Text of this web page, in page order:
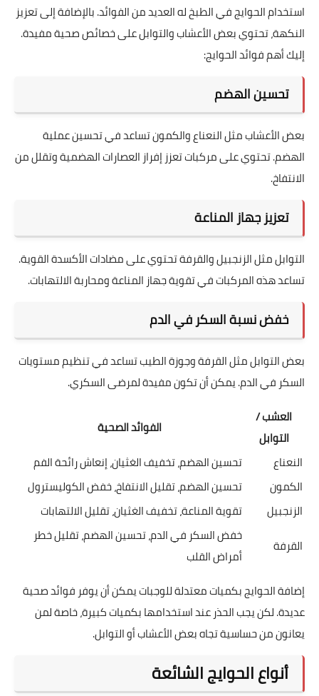
استخدام الحوايج في الطبخ له العديد من الفوائد. بالإضافة إلى تعزيز
النكهة، تحتوي بعض الأعشاب والتوابل على خصائص صحية مفيدة.
إليك أهم فوائد الحوايج:
تحسين الهضم
بعض الأعشاب مثل النعناع والكمون تساعد في تحسين عملية
الهضم. تحتوي على مركبات تعزز إفراز العصارات الهضمية وتقلل من
الانتفاخ.
تعزيز جهاز المناعة
التوابل مثل الزنجبيل والقرفة تحتوي على مضادات الأكسدة القوية.
تساعد هذه المركبات في تقوية جهاز المناعة ومحاربة الالتهابات.
خفض نسبة السكر في الدم
بعض التوابل مثل القرفة وجوزة الطيب تساعد في تنظيم مستويات
السكر في الدم. يمكن أن تكون مفيدة لمرضى السكري.
العشب /
التوابل
الفوائد الصحية
النعناع
تحسين الهضم، تخفيف الغثيان، إنعاش رائحة الفم
الكمون
تحسين الهضم، تقليل الانتفاخ، خفض الكوليسترول
الزنجبيل
تقوية المناعة، تخفيف الغثيان، تقليل الالتهابات
القرفة
خفض السكر في الدم، تحسين الهضم، تقليل خطر
أمراض القلب
إضافة الحوايج بكميات معتدلة للوجبات يمكن أن يوفر فوائد صحية
عديدة. لكن يجب الحذر عند استخدامها بكميات كبيرة، خاصة لمن
يعانون من حساسية تجاه بعض الأعشاب أو التوابل.
أنواع الحوايج الشائعة